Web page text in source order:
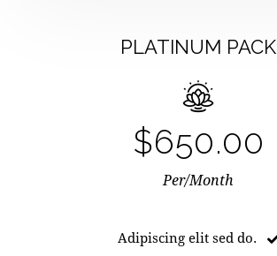
PLATINUM PACK
$650.00
Per/Month
Adipiscing elit sed do.